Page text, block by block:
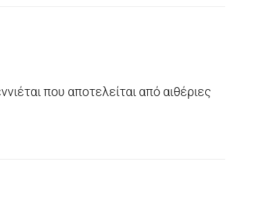
που αποτελείται από αιθέριες